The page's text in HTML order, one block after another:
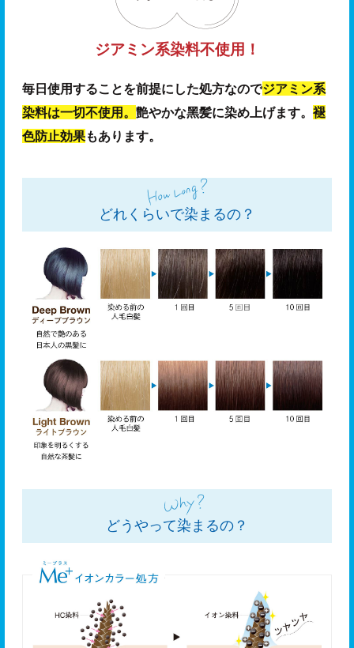
ジアミン系染料不使用！
毎日使用することを前提にした処方なのでジアミン系
染料は一切不使用。 艶やかな⿊髪に染め上げます。 褪
色防止効果もあります。
どれくらいで染まるの？
どうやって染まるの？